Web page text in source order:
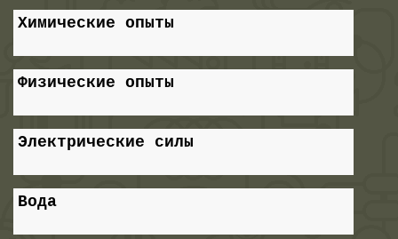
Химические опыты
Физические опыты
Электрические силы
Вода